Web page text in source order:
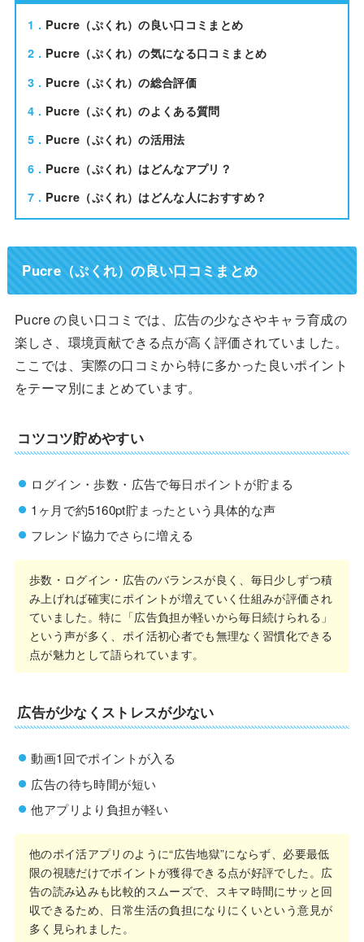
1
Pucre（ぷくれ）の良い口コミまとめ
2
Pucre（ぷくれ）の気になる口コミまとめ
3
Pucre（ぷくれ）の総合評価
4
Pucre（ぷくれ）のよくある質問
5
Pucre（ぷくれ）の活用法
6
Pucre（ぷくれ）はどんなアプリ？
7
Pucre（ぷくれ）はどんな人におすすめ？
Pucre（ぷくれ）の良い口コミまとめ
Pucre の良い口コミでは、広告の少なさやキャラ育成の
楽しさ、環境貢献できる点が高く評価されていました。
ここでは、実際の口コミから特に多かった良いポイント
をテーマ別にまとめています。
コツコツ貯めやすい
ログイン・歩数・広告で毎日ポイントが貯まる
1ヶ月で約5160pt貯まったという具体的な声
フレンド協力でさらに増える
歩数・ログイン・広告のバランスが良く、毎日少しずつ積
み上げれば確実にポイントが増えていく仕組みが評価され
ていました。特に「広告負担が軽いから毎日続けられる」
という声が多く、ポイ活初心者でも無理なく習慣化できる
点が魅力として語られています。
広告が少なくストレスが少ない
動画1回でポイントが入る
広告の待ち時間が短い
他アプリより負担が軽い
他のポイ活アプリのように“広告地獄”にならず、必要最低
限の視聴だけでポイントが獲得できる点が好評でした。広
告の読み込みも比較的スムーズで、スキマ時間にサッと回
収できるため、日常生活の負担になりにくいという意見が
多く見られました。